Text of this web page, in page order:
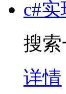
c#
搜索
详情